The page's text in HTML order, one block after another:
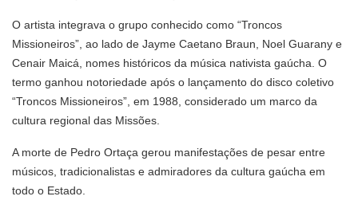
O artista integrava o grupo conhecido como “Troncos
Missioneiros”, ao lado de Jayme Caetano Braun, Noel Guarany e
Cenair Maicá, nomes históricos da música nativista gaúcha. O
termo ganhou notoriedade após o lançamento do disco coletivo
“Troncos Missioneiros”, em 1988, considerado um marco da
cultura regional das Missões.
A morte de Pedro Ortaça gerou manifestações de pesar entre
músicos, tradicionalistas e admiradores da cultura gaúcha em
todo o Estado.